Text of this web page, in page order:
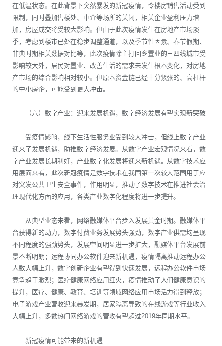
在低温状态。在此背景下突然暴发的新冠疫情，令楼房销售活动受到
限制，同时叠加售楼处、中介等场所的关闭，相关企业盈利压力增
加，房屋成交将受较大影响。但由于此次疫情发生在房地产市场淡
季，考虑到楼市已处在稳步调整通道，以及季节性因素、春节假期、
非典时期相关数据对比等，此次疫情除主打回乡置业的三四线城市受
影响较大外，居民对置业、改善生活的需求未发生根本变化，对房地
产市场的综合影响相对较小。但原本资金链已经十分紧张的、高杠杆
的中小房企，可能受到更大冲击。
（六）数字产业：迎来发展机遇，数字经济发展有望实现新突破
受疫情影响，线下生活性服务业受到较大冲击，但线上数字产业
迎来了发展机遇，助推数字经济发展。从数字产业宏观情况来看，数
字产业发展长期利好，产业数字化发展将迎来新机遇。从数字技术应
用层面来看，此次新冠疫情是数字技术在我国第一次较大范围用于应
对突发公共卫生安全事件，作用明显，推动了数字技术在推进社会治
理现代化方面的应用，各类产业数字化程度将进一步提升。
从典型业态来看，网络融媒体平台步入发展黄金时期。融媒体平
台获得新的动力，数字付费业务发展势头强劲，数字产业供需均呈现
不同程度的强劲势头，发展空间明显进一步扩大，融媒体平台发展前
景不断明朗；远程协同办公软件迎来新机遇，疫情隔离推动远程办公
人数大幅上升，数字创新企业有望得到快速发展，远程办公软件市场
竞争趋于激烈；医疗健康网络应用红火，疫情推动了人们健康意识的
提升，医疗、健康、教育、培训等领域网络应用市场活力得到释放；
电子游戏产业营收迎来暴发期，居家隔离导致的在线游戏等行业收入
大幅上升，多数热门网络游戏的营收有望超过2019年同期水平。
新冠疫情可能带来的新机遇